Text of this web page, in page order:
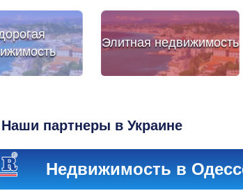
Элитная недвижимость
Наши партнеры в Украине
Недвижимость в